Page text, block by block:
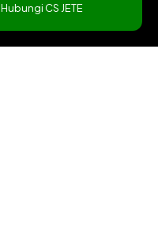
Hubungi CS JETE